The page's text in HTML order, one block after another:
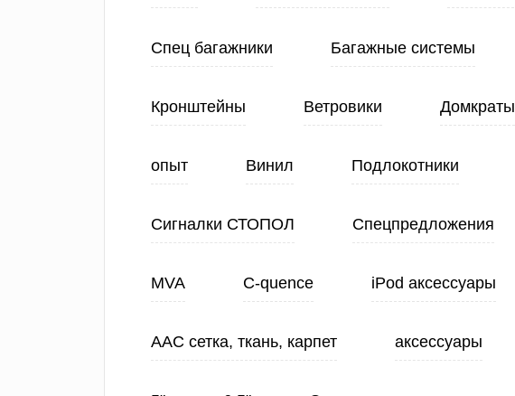
Спец багажники Багажные системы
Кронштейны Ветровики Домкраты
опыт Винил Подлокотники
Сигналки СТОПОЛ Спецпредложения
MVA C-quence iPod аксессуары
ААС сетка, ткань, карпет аксессуары